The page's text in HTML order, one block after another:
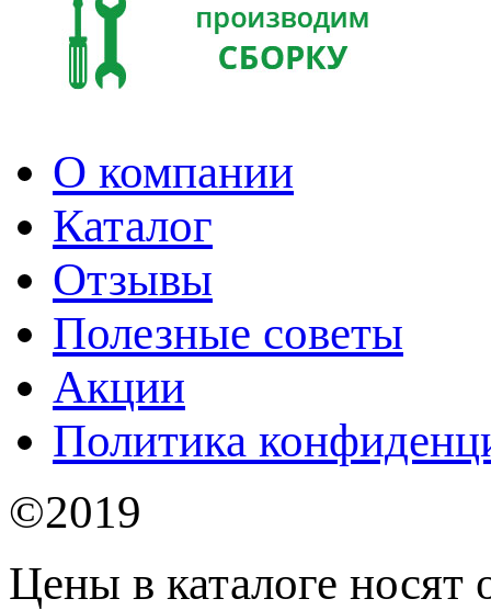
О компании
Каталог
Отзывы
Полезные советы
Акции
Политика
©2019
Цены в каталоге носят